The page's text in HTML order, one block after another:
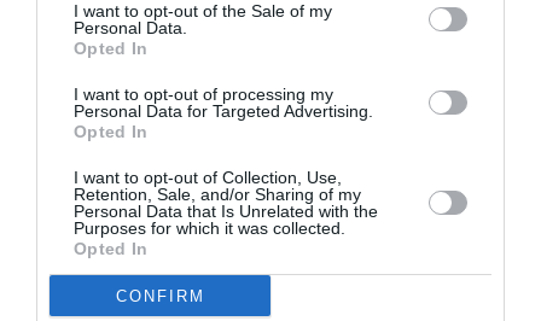
I want to opt-out of the Sale of my
Personal Data.
Opted In
I want to opt-out of processing my
Personal Data for Targeted Advertising.
Opted In
I want to opt-out of Collection, Use,
Retention, Sale, and/or Sharing of my
Personal Data that Is Unrelated with the
Purposes for which it was collected.
Opted In
CONFIRM
Pointe‑à‑Pitre – Panama City : Air France ouvre un pont
aérien vers l’Amérique latine
LIRE AUSSI